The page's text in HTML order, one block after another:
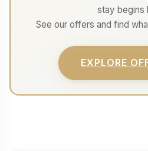
stay begins
See our offers and find
EXPLORE